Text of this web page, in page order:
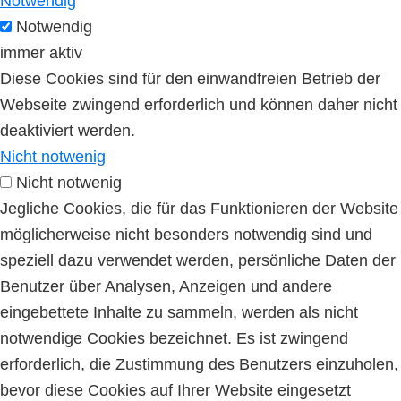
Notwendig
immer aktiv
Diese Cookies sind für den einwandfreien Betrieb der
Webseite zwingend erforderlich und können daher nicht
deaktiviert werden.
Nicht notwenig
Nicht notwenig
Jegliche Cookies, die für das Funktionieren der Website
möglicherweise nicht besonders notwendig sind und
speziell dazu verwendet werden, persönliche Daten der
Benutzer über Analysen, Anzeigen und andere
eingebettete Inhalte zu sammeln, werden als nicht
notwendige Cookies bezeichnet. Es ist zwingend
erforderlich, die Zustimmung des Benutzers einzuholen,
bevor diese Cookies auf Ihrer Website eingesetzt